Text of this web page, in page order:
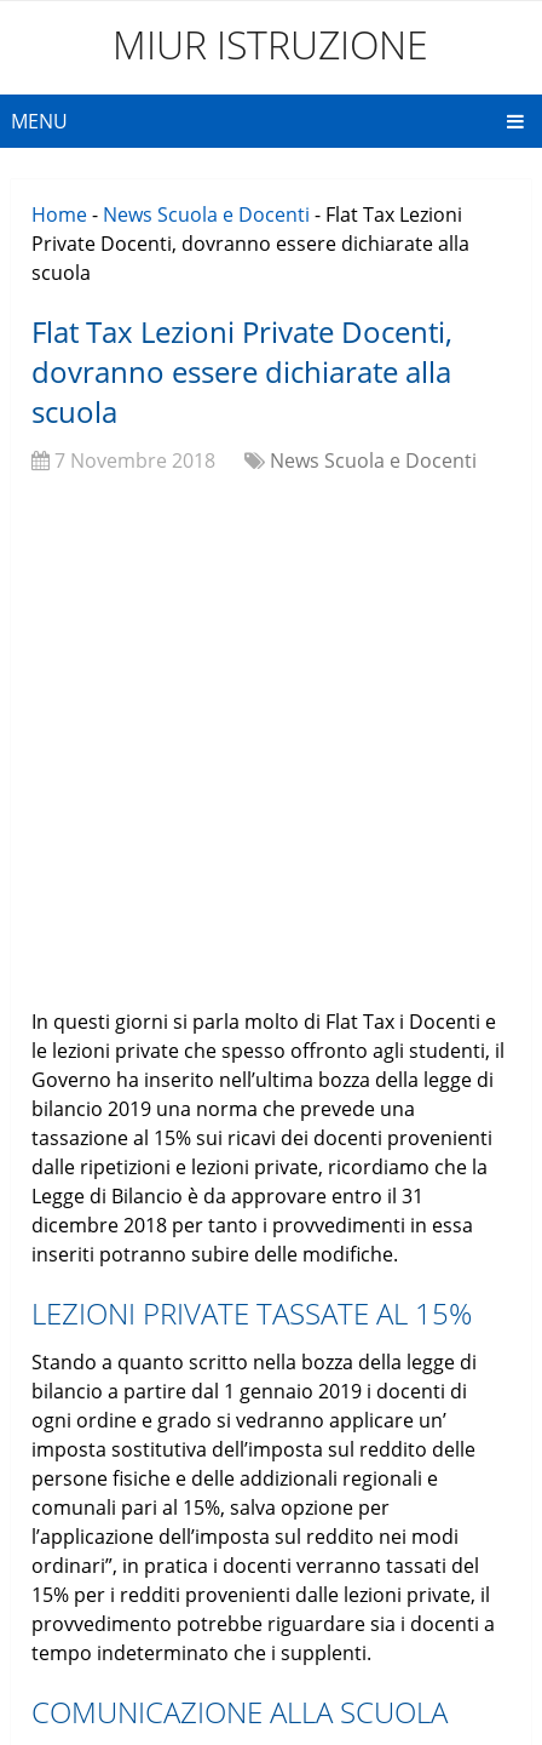
MIUR ISTRUZIONE
MENU
Home- News Scuola e Docenti - Flat Tax Lezioni
Private Docenti, dovranno essere dichiarate alla
scuola
Flat Tax Lezioni Private Docenti,
dovranno essere dichiarate alla
scuola
7 Novembre 2018 News Scuola e Docenti
In questi giorni si parla molto di Flat Tax i Docenti e
le lezioni private che spesso offronto agli studenti, il
Governo ha inserito nell’ultima bozza della legge di
bilancio 2019 una norma che prevede una
tassazione al 15% sui ricavi dei docenti provenienti
dalle ripetizioni e lezioni private, ricordiamo che la
Legge di Bilancio è da approvare entro il 31
dicembre 2018 per tanto i provvedimenti in essa
inseriti potranno subire delle modifiche.
LEZIONI PRIVATE TASSATE AL 15%
Stando a quanto scritto nella bozza della legge di
bilancio a partire dal 1 gennaio 2019 i docenti di
ogni ordine e grado si vedranno applicare un’
imposta sostitutiva dell’imposta sul reddito delle
persone fisiche e delle addizionali regionali e
comunali pari al 15%, salva opzione per
l’applicazione dell’imposta sul reddito nei modi
ordinari”, in pratica i docenti verranno tassati del
15% per i redditi provenienti dalle lezioni private, il
provvedimento potrebbe riguardare sia i docenti a
tempo indeterminato che i supplenti.
COMUNICAZIONE ALLA SCUOLA